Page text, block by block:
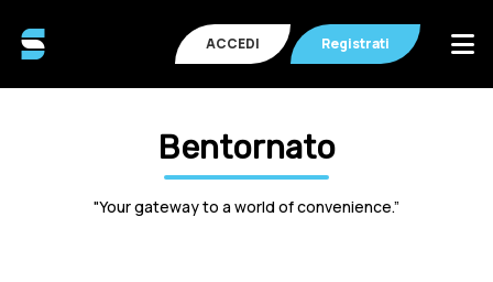
ACCEDI Registrati
Bentornato
"Your gateway to a world of convenience.”